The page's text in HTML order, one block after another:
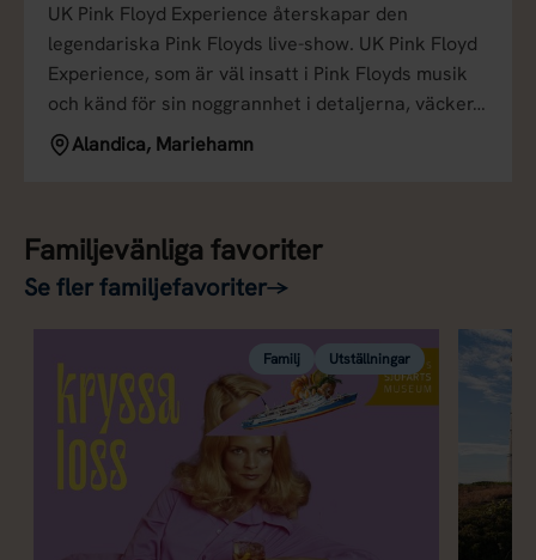
UK Pink Floyd Experience återskapar den
legendariska Pink Floyds live-show. UK Pink Floyd
Experience, som är väl insatt i Pink Floyds musik
och känd för sin noggrannhet i detaljerna, väcker…
Alandica, Mariehamn
Familjevänliga favoriter
Se fler familjefavoriter→
Familj Utställningar